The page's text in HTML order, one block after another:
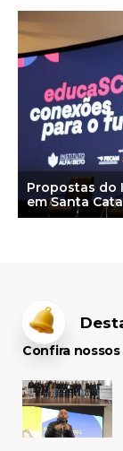
Propostas do
em Santa
Confira